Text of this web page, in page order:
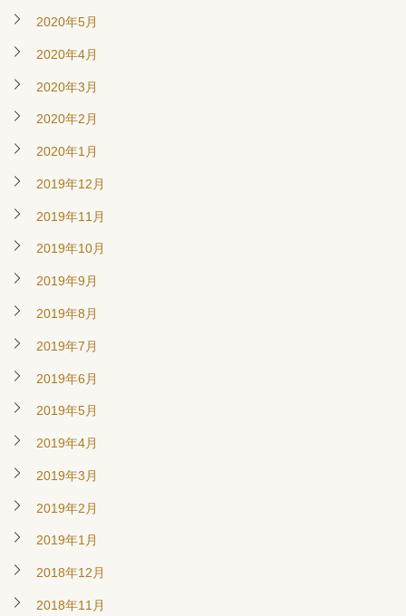
2020年5月
2020年4月
2020年3月
2020年2月
2020年1月
2019年12月
2019年11月
2019年10月
2019年9月
2019年8月
2019年7月
2019年6月
2019年5月
2019年4月
2019年3月
2019年2月
2019年1月
2018年12月
2018年11月